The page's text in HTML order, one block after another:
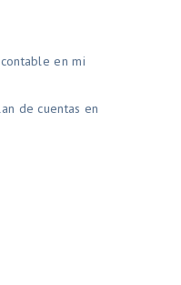
en mi
de cuentas en